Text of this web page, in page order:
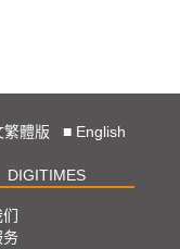
繁體版 ■ English
DIGITIMES
务